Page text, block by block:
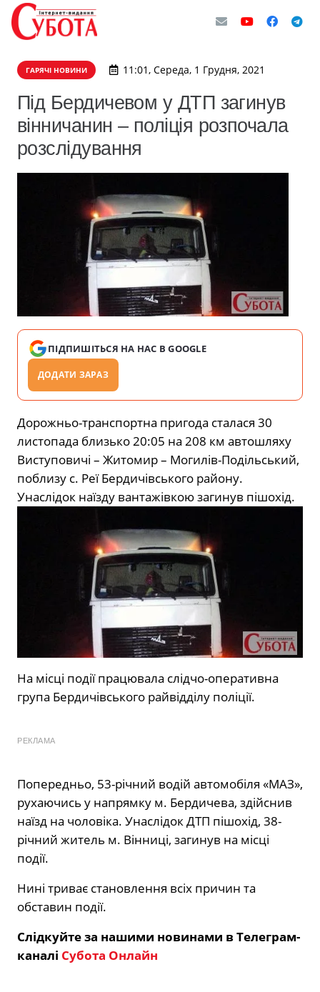
ГАРЯЧІ НОВИНИ 11:01, Середа, 1 Грудня, 2021
Під Бердичевом у ДТП загинув
вінничанин – поліція розпочала
розслідування
ПІДПИШІТЬСЯ НА НАС В GOOGLE
ДОДАТИ ЗАРАЗ
Дорожньо-транспортна пригода сталася 30
листопада близько 20:05 на 208 км автошляху
Виступовичі – Житомир – Могилів-Подільський,
поблизу с. Реї Бердичівського району.
Унаслідок наїзду вантажівкою загинув пішохід.
На місці події працювала слідчо-оперативна
група Бердичівського райвідділу поліції.
РЕКЛАМА
Попередньо, 53-річний водій автомобіля «МАЗ»,
рухаючись у напрямку м. Бердичева, здійснив
наїзд на чоловіка. Унаслідок ДТП пішохід, 38-
річний житель м. Вінниці, загинув на місці
події.
Нині триває становлення всіх причин та
обставин події.
Слідкуйте за нашими новинами в Телеграм-
каналі Субота Онлайн